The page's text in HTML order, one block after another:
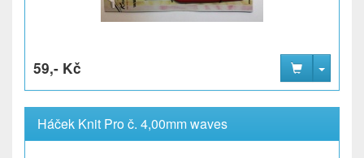
59,- Kč
Háček Knit Pro č. 4,00mm waves